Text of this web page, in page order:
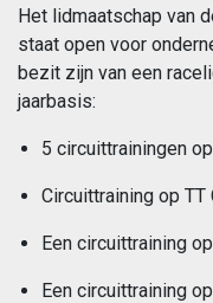
Het lidmaatschap van
staat open voor
bezit zijn van een
jaarbasis:
5 circuittrainingen
Circuittraining op
Een circuittraining
Een circuittraining